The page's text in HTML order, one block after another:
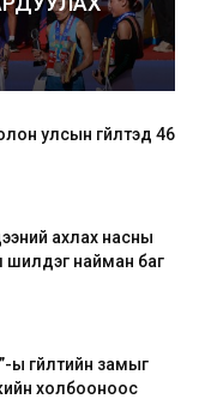
улсын гүйлтэд 46
ахлах насны
шилдэг найман баг
ы гүйлтийн замыг
холбооноос